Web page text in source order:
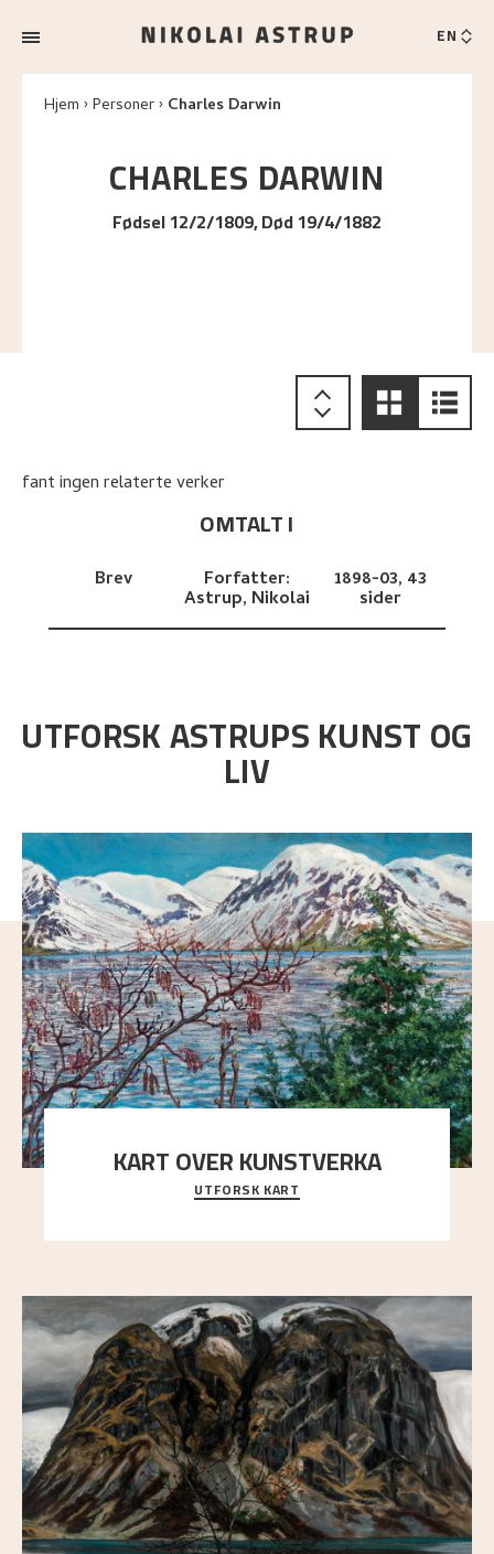
EN
Hjem Personer Charles Darwin
CHARLES DARWIN
Fødsel 12/2/1809, Død 19/4/1882
fant ingen relaterte verker
OMTALT I
Brev Forfatter:
Astrup, Nikolai
1898-03, 43
sider
UTFORSK ASTRUPS KUNST OG
LIV
KART OVER KUNSTVERKA
Utforsk stedene og utsiktene i Astrups malerier
UTFORSK KART